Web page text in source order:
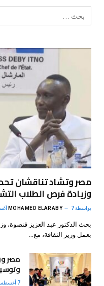
مصر وتشاد تناقشان
وزيادة فرص الطلاب
بواسطة MOHAMED ELARABY 7 أغسطس، 2026
بحث الدكتور عبد العزيز قنصوة،
بعمل وزير الثقافة، مع…
مصر
7 أغسطس، 2026